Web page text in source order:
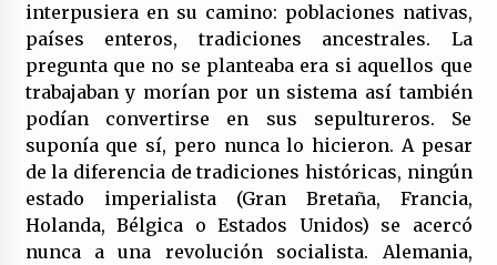
interpusiera en su camino: poblaciones nativas,
países enteros, tradiciones ancestrales. La
pregunta que no se planteaba era si aquellos que
trabajaban y morían por un sistema así también
podían convertirse en sus sepultureros. Se
suponía que sí, pero nunca lo hicieron. A pesar
de la diferencia de tradiciones históricas, ningún
estado imperialista (Gran Bretaña, Francia,
Holanda, Bélgica o Estados Unidos) se acercó
nunca a una revolución socialista. Alemania,